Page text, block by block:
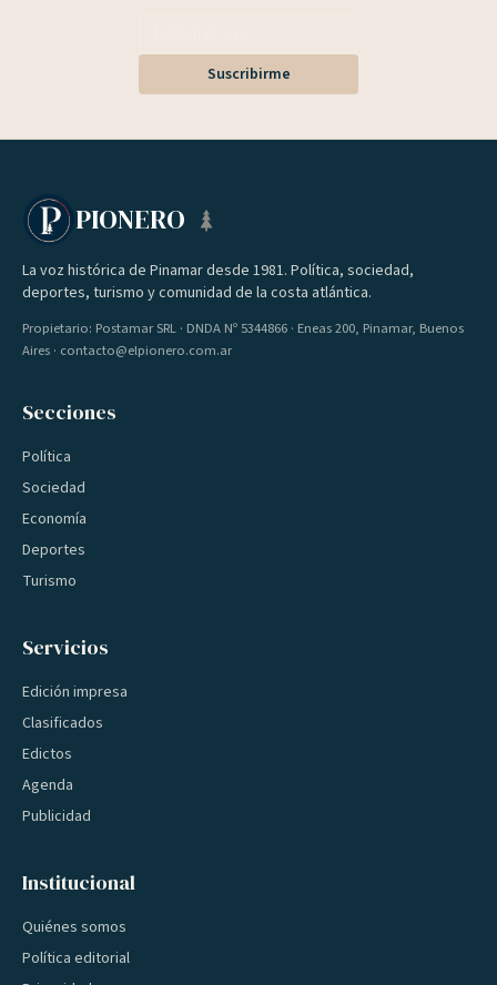
Suscribirme
PIONERO
La voz histórica de Pinamar desde 1981. Política, sociedad,
deportes, turismo y comunidad de la costa atlántica.
Propietario: Postamar SRL · DNDA Nº 5344866 · Eneas 200, Pinamar, Buenos
Aires · contacto@elpionero.com.ar
Secciones
Política
Sociedad
Economía
Deportes
Turismo
Servicios
Edición impresa
Clasificados
Edictos
Agenda
Publicidad
Institucional
Quiénes somos
Política editorial